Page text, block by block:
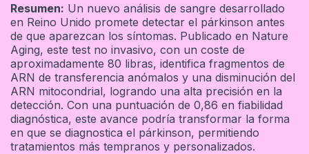
Resumen: Un nuevo análisis de sangre desarrollado
en Reino Unido promete detectar el párkinson antes
de que aparezcan los síntomas. Publicado en Nature
Aging, este test no invasivo, con un coste de
aproximadamente 80 libras, identifica fragmentos de
ARN de transferencia anómalos y una disminución del
ARN mitocondrial, logrando una alta precisión en la
detección. Con una puntuación de 0,86 en fiabilidad
diagnóstica, este avance podría transformar la forma
en que se diagnostica el párkinson, permitiendo
tratamientos más tempranos y personalizados.